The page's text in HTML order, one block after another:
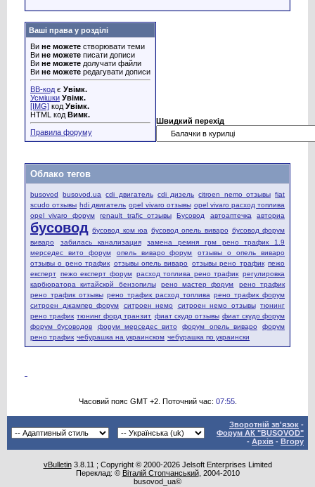
Ваші права у розділі
Ви не можете створювати теми
Ви не можете писати дописи
Ви не можете долучати файли
Ви не можете редагувати дописи
BB-код є Увімк.
Усмішки Увімк.
[IMG] код Увімк.
HTML код Вимк.
Правила форуму
Швидкий перехід
Облако тегов
busovod busovod.ua cdi двигатель cdi дизель citroen nemo отзывы fiat
scudo отзывы hdi двигатель opel vivaro отзывы opel vivaro расход топлива
opel vivaro форум
renault trafic отзывы Бусовод автоаптечка авториа
бусовод бусовод ком юа бусовод опель виваро бусовод форум
виваро
забилась канализация
замена ремня грм рено трафик 1.9
мерседес вито форум
опель виваро форум
отзывы о опель виваро
отзывы о рено трафик отзывы опель виваро отзывы рено трафик пежо
експерт пежо експерт форум расход топлива рено трафик регулировка
карбюратора китайской бензопилы
рено мастер форум
рено трафик
рено трафик отзывы рено трафик расход топлива рено трафик форум
ситроен джампер форум
ситроен немо ситроен немо отзывы тюнинг
рено трафик тюнинг форд транзит фиат скудо отзывы фиат скудо форум
форум бусоводов
форум мерседес вито форум опель виваро
форум
рено трафик чебурашка на украинском чебурашка по украински
Часовий пояс GMT +2. Поточний час: 07:55.
Зворотній зв'язок -
Форум АК "BUSOVOD"
- Архів - Вгору
vBulletin3.8.11 ; Copyright © 2000-2026 Jelsoft Enterprises Limited
Переклад: © Віталій Стопчанський, 2004-2010
busovod_ua©